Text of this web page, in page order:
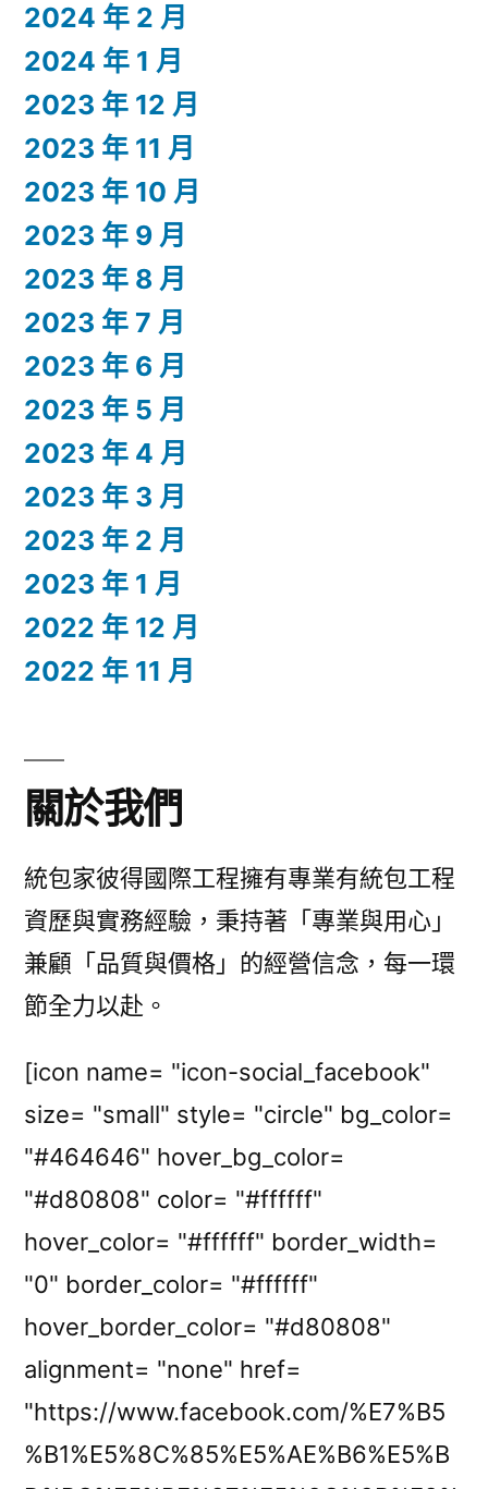
2024 年 2 月
2024 年 1 月
2023 年 12 月
2023 年 11 月
2023 年 10 月
2023 年 9 月
2023 年 8 月
2023 年 7 月
2023 年 6 月
2023 年 5 月
2023 年 4 月
2023 年 3 月
2023 年 2 月
2023 年 1 月
2022 年 12 月
2022 年 11 月
關於我們
統包家彼得國際工程擁有專業有統包工程
資歷與實務經驗，秉持著「專業與用心」
兼顧「品質與價格」的經營信念，每一環
節全力以赴。
[icon name= "icon-social_facebook"
size= "small" style= "circle" bg_color=
"#464646" hover_bg_color=
"#d80808" color= "#ffffff"
hover_color= "#ffffff" border_width=
"0" border_color= "#ffffff"
hover_border_color= "#d80808"
alignment= "none" href=
"https://www.facebook.com/%E7%B5
%B1%E5%8C%85%E5%AE%B6%E5%B